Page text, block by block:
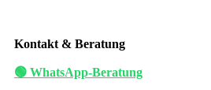
Kontakt & Beratung
🟢 WhatsApp-Beratung